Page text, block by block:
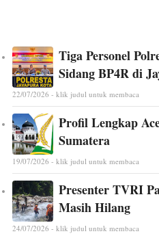
Tiga Personel
Sidang BP4R di
22/07/2026 - klik judul untuk membaca
Profil Lengkap
Sumatera
19/07/2026 - klik judul untuk membaca
Presenter TVRI
Masih Hilang
24/07/2026 - klik judul untuk membaca